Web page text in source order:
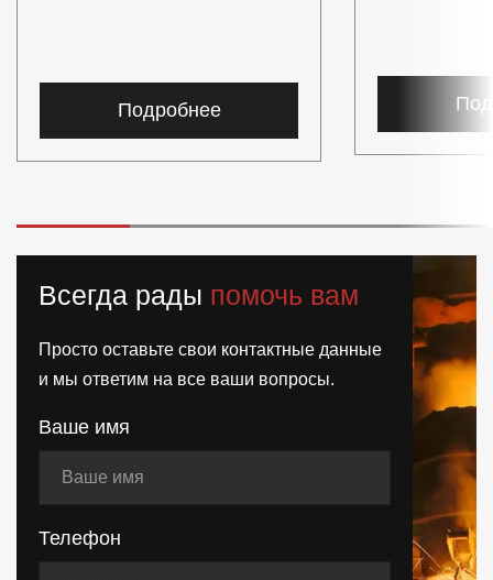
Подробнее
Всегда рады помочь вам
Просто оставьте свои контактные данные
и мы ответим на все ваши вопросы.
Ваше имя
Телефон